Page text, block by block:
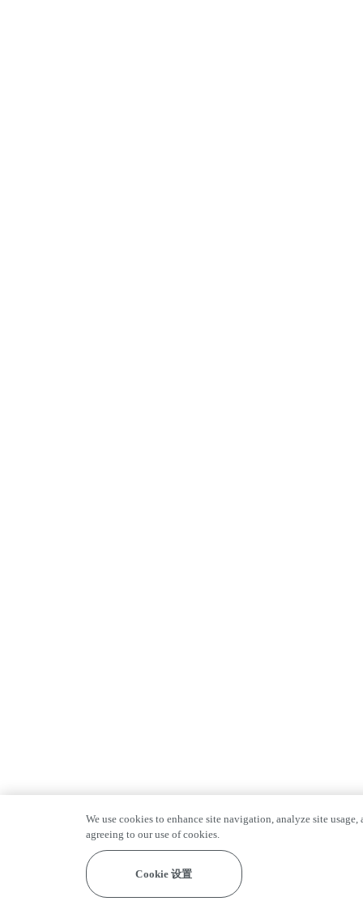
We use cookies to enhance site navigation, analyze site
agreeing to our use of cookies.
Cookie 设置